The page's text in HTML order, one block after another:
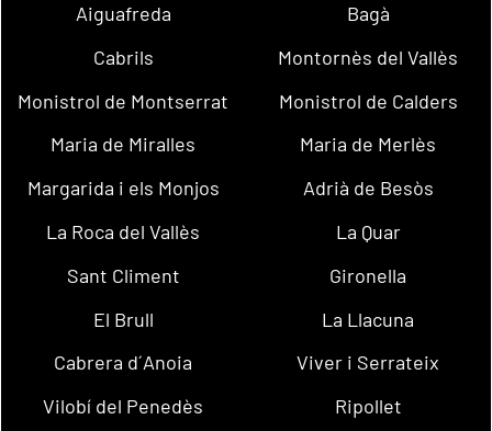
Aiguafreda
Bagà
Cabrils
Montornès del Vallès
Monistrol de Montserrat
Monistrol de Calders
Maria de Miralles
Maria de Merlès
Margarida i els Monjos
Adrià de Besòs
La Roca del Vallès
La Quar
Sant Climent
Gironella
El Brull
La Llacuna
Cabrera d´Anoia
Viver i Serrateix
Vilobí del Penedès
Ripollet